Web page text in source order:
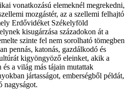
vonatkozású elemeknél megrekedni,
mozgástér, az a szellemi felhajtó
Erdővidéket Székelyföld
kisugárzása századokon át a
szinte fel nem sorolható tömegben
pennás, katonás, gazdálkodó és
kigyöngyöző eleinket, akik a
és a világ más tájain mutattak
jártasságot, emberségből példát,
nagyságot.